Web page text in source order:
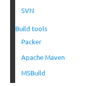
SVN
Build tools
Packer
Apache Maven
MSBuild